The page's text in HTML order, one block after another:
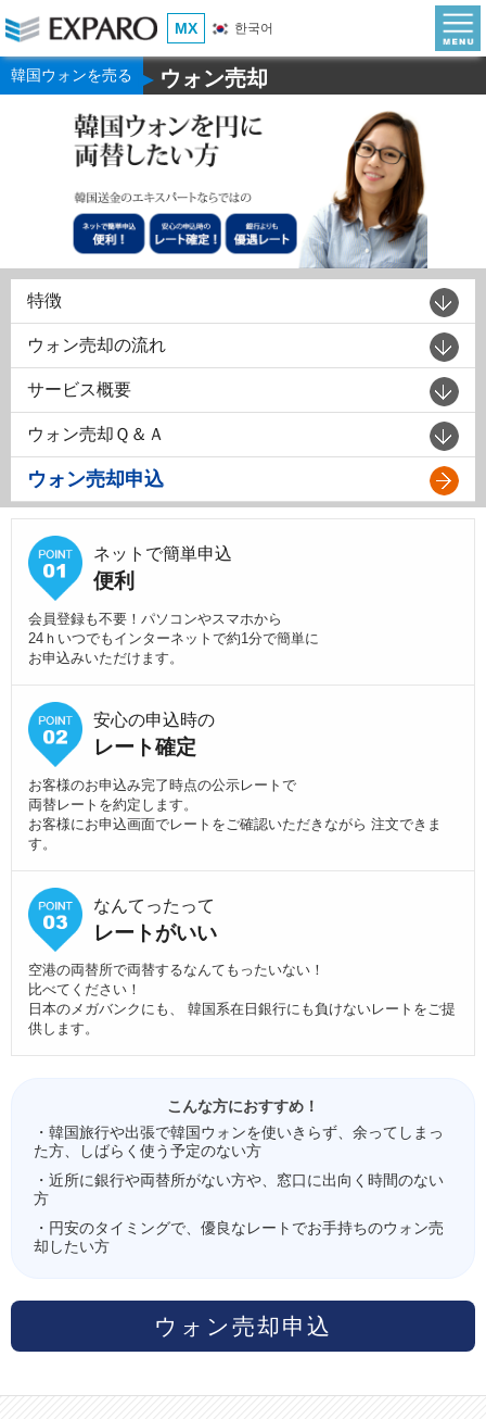
MX 한국어
韓国ウォンを売る ▶ウォン売却
特徴
ウォン売却の流れ
サービス概要
ウォン売却Ｑ＆Ａ
ウォン売却申込
ネットで簡単申込
便利
会員登録も不要！パソコンやスマホから
24ｈいつでもインターネットで約1分で簡単に
お申込みいただけます。
安心の申込時の
レート確定
お客様のお申込み完了時点の公示レートで
両替レートを約定します。
お客様にお申込画面でレートをご確認いただきながら 注文できま
す。
なんてったって
レートがいい
空港の両替所で両替するなんてもったいない！
比べてください！
日本のメガバンクにも、 韓国系在日銀行にも負けないレートをご提
供します。
こんな方におすすめ！
・韓国旅行や出張で韓国ウォンを使いきらず、余ってしまっ
た方、しばらく使う予定のない方
・近所に銀行や両替所がない方や、窓口に出向く時間のない
方
・円安のタイミングで、優良なレートでお手持ちのウォン売
却したい方
ウォン売却申込